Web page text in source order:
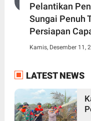
Pelantikan
Sungai Penuh
Persiapan
Kamis, Desember 11,
LATEST NEWS